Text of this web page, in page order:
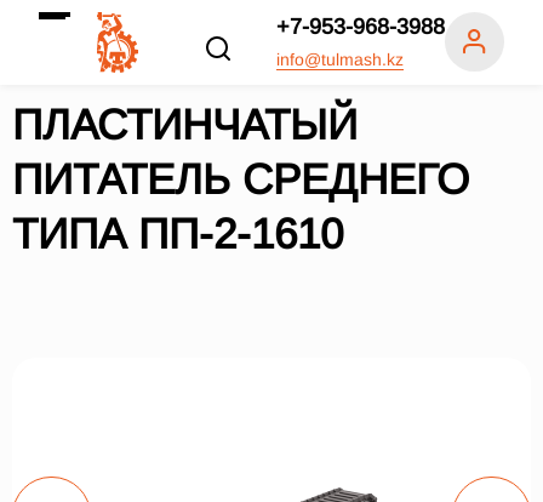
+7-953-968-3988
info@tulmash.kz
ПЛАСТИНЧАТЫЙ
ПИТАТЕЛЬ СРЕДНЕГО
ТИПА ПП-2-1610